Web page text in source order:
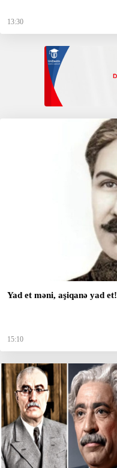
13:30
Yad et məni, aşiqanə yad et!
15:10